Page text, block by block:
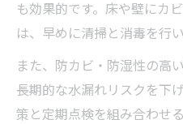
も効果的です。床や壁にカ
は、早めに清掃と消毒を行
また、防カビ・防湿性の高
長期的な水漏れリスクを下
策と定期点検を組み合わせ